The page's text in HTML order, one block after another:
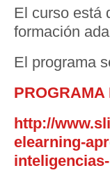
El curso está
formación
El programa
PROGRAMA
http://
elearning-